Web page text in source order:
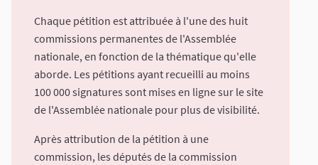
Chaque pétition est attribuée à l'une des huit
commissions permanentes de l'Assemblée
nationale, en fonction de la thématique qu'elle
aborde. Les pétitions ayant recueilli au moins
100 000 signatures sont mises en ligne sur le site
de l'Assemblée nationale pour plus de visibilité.
Après attribution de la pétition à une
commission, les députés de la commission